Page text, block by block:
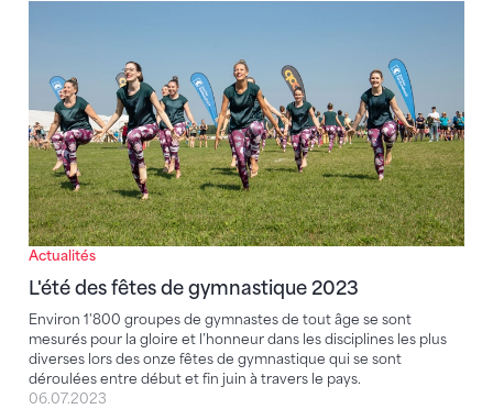
Actualités
L'été des fêtes de gymnastique 2023
Environ 1'800 groupes de gymnastes de tout âge se sont
mesurés pour la gloire et l’honneur dans les disciplines les plus
diverses lors des onze fêtes de gymnastique qui se sont
déroulées entre début et fin juin à travers le pays.
06.07.2023